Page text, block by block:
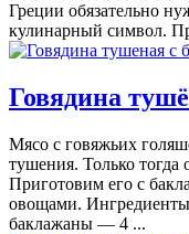
Греции обязательно
кулинарный символ.
Говядина
Мясо с говяжьих
тушения. Только
Приготовим его с
овощами.
баклажаны — 4 ...